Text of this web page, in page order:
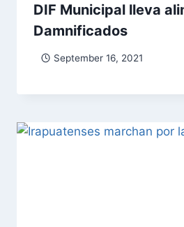
DIF Municipal lleva
Damnificados
September 16, 2021